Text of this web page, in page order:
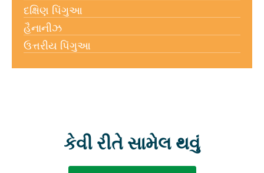
દક્ષિણ પિંગુઆ
હૈનાનીઝ
ઉત્તરીય પિંગુઆ
કેવી રીતે સામેલ થવું